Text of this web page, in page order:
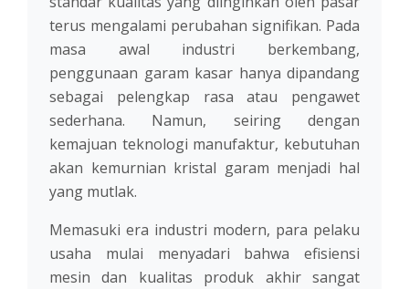
terus mengalami perubahan signifikan. Pada
masa awal industri berkembang,
penggunaan garam kasar hanya dipandang
sebagai pelengkap rasa atau pengawet
sederhana. Namun, seiring dengan
kemajuan teknologi manufaktur, kebutuhan
akan kemurnian kristal garam menjadi hal
yang mutlak.
Memasuki era industri modern, para pelaku
usaha mulai menyadari bahwa efisiensi
mesin dan kualitas produk akhir sangat